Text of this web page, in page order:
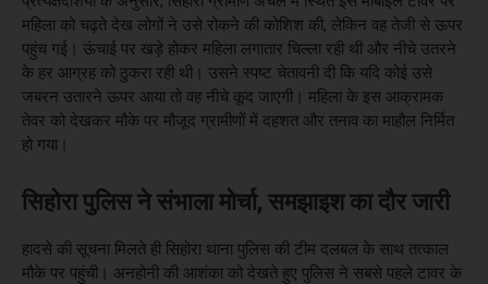
महिला को चढ़ते देख लोगों ने उसे रोकने की कोशिश की, लेकिन वह तेजी से ऊपर
पहुंच गई। ऊंचाई पर खड़े होकर महिला लगातार चिल्ला रही थी और नीचे उतरने
के हर आग्रह को ठुकरा रही थी। उसने स्पष्ट चेतावनी दी कि यदि कोई उसे
जबरन उतारने ऊपर आया तो वह नीचे कूद जाएगी। महिला के इस आक्रामक
तेवर को देखकर मौके पर मौजूद ग्रामीणों में दहशत और तनाव का माहौल निर्मित
हो गया।
सिहोरा पुलिस ने संभाला मोर्चा, समझाइश का दौर जारी
हादसे की सूचना मिलते ही सिहोरा थाना पुलिस की टीम दलबल के साथ तत्काल
मौके पर पहुंची। अनहोनी की आशंका को देखते हुए पुलिस ने सबसे पहले टावर के